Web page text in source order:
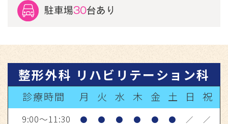
駐車場30台あり
整形外科 リハビリテーション科
診療時間 月 火 水 木 金 土 日 祝
9:00～11:30 ● ● ● ● ● ● ／ ／